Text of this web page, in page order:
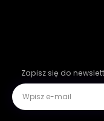
Zapisz się do